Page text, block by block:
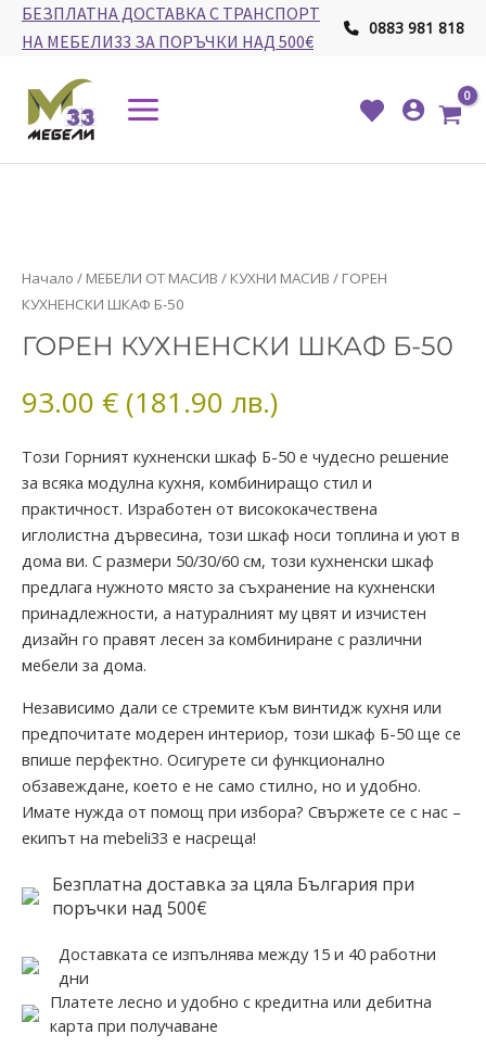
SkipБЕЗПЛАТНА ДОСТАВКА С ТРАНСПОРТ
НА МЕБЕЛИ33 ЗА ПОРЪЧКИ НАД 500€
0883 981 818
Menu
Начало / МЕБЕЛИ ОТ МАСИВ / КУХНИ МАСИВ / ГОРЕН
КУХНЕНСКИ ШКАФ Б-50
ГОРЕН КУХНЕНСКИ ШКАФ Б-50
93.00 € (181.90 лв.)
Този Горният кухненски шкаф Б-50 е чудесно решение
за всяка модулна кухня, комбиниращо стил и
практичност. Изработен от висококачествена
иглолистна дървесина, този шкаф носи топлина и уют в
дома ви. С размери 50/30/60 см, този кухненски шкаф
предлага нужното място за съхранение на кухненски
принадлежности, а натуралният му цвят и изчистен
дизайн го правят лесен за комбиниране с различни
мебели за дома.
Независимо дали се стремите към винтидж кухня или
предпочитате модерен интериор, този шкаф Б-50 ще се
впише перфектно. Осигурете си функционално
обзавеждане, което е не само стилно, но и удобно.
Имате нужда от помощ при избора? Свържете се с нас –
екипът на mebeli33 е насреща!
Безплатна доставка за цяла България при
поръчки над 500€
Доставката се изпълнява между 15 и 40 работни
дни
Платете лесно и удобно с кредитна или дебитна
карта при получаване
количество
за
КУХНЕНСКИ
Б-50